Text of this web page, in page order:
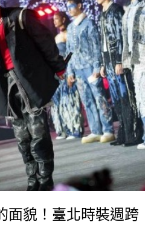
面貌！臺北時裝週跨